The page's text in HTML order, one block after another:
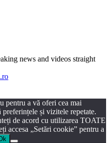
news and videos straight
pentru a vă oferi cea mai
și vizitele repetate.
de acord cu utilizarea TOATE
accesa „Setări cookie” pentru a